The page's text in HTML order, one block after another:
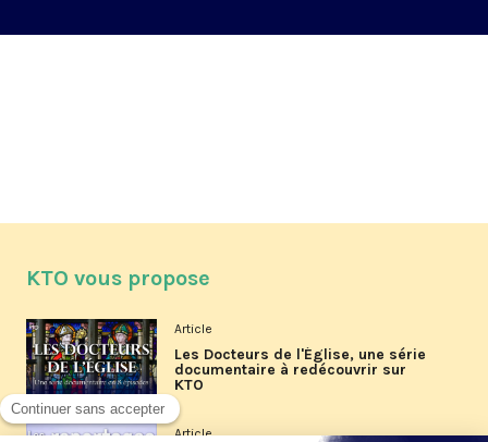
KTO vous propose
Article
Les Docteurs de l'Église, une série
documentaire à redécouvrir sur
KTO
Article